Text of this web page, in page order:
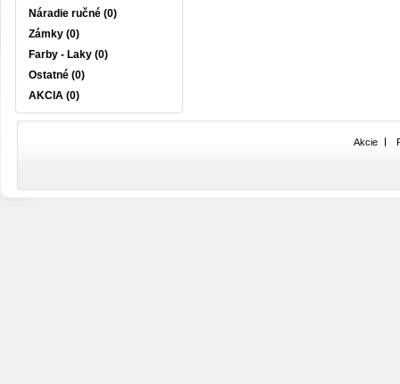
Náradie ručné (0)
Zámky (0)
Farby - Laky (0)
Ostatné (0)
AKCIA (0)
Akcie